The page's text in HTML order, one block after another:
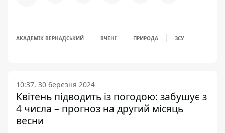
АКАДЕМІК ВЕРНАДСЬКИЙ ВЧЕНІ ПРИРОДА ЗСУ
10:37, 30 березня 2024
Квітень підводить із погодою: забушує з
4 числа – прогноз на другий місяць
весни